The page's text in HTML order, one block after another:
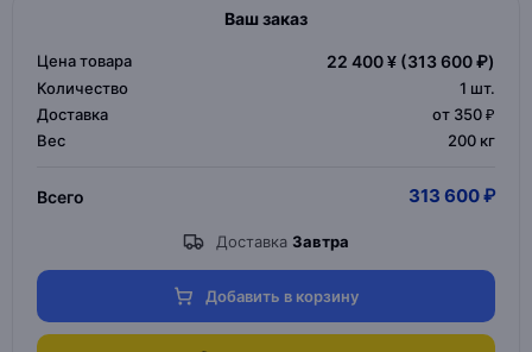
Ваш заказ
Цена товара 22 400 ¥ (313 600 ₽)
Количество 1 шт.
Доставка
от 350 ₽
Вес
200 кг
Всего 313 600 ₽
Доставка Завтра
Добавить в корзину